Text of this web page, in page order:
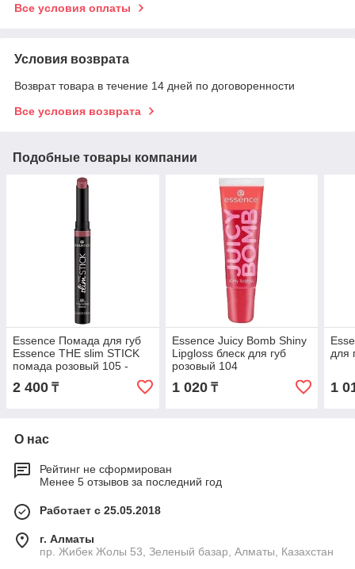
Все условия оплаты
Условия возврата
Возврат товара в течение 14 дней по договоренности
Все условия возврата
Подобные товары компании
Essence Помада для губ
Essence THE slim STICK
помада розовый 105 -
Velvet Punch
2 400 ₸
Essence Juicy Bomb Shiny
Lipgloss блеск для губ
розовый 104
1 020₸
для
1
О нас
Рейтинг не сформирован
Менее 5 отзывов за последний год
Работает с 25.05.2018
г. Алматы
пр. Жибек Жолы 53, Зеленый базар, Алматы, Казахстан